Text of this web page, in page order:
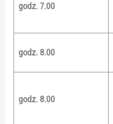
godz. 7.00
godz. 8.00
godz. 8.00